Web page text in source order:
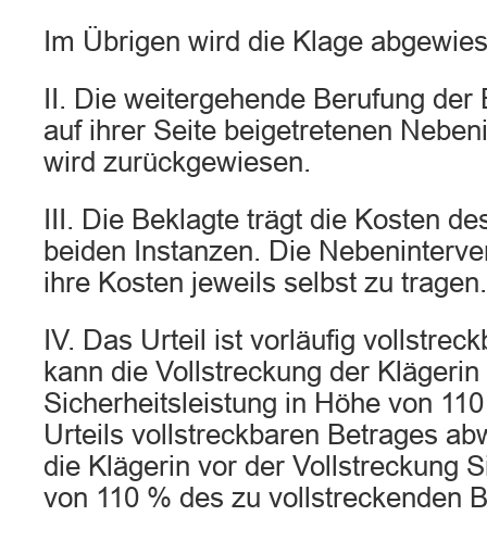
Im Übrigen wird die Klage
II. Die weitergehende Berufung
auf ihrer Seite beigetretenen
wird zurückgewiesen.
III. Die Beklagte trägt die Kosten
beiden Instanzen. Die
ihre Kosten jeweils selbst zu tragen.
IV. Das Urteil ist vorläufig
kann die Vollstreckung der
Sicherheitsleistung in Höhe von
Urteils vollstreckbaren Betrages
die Klägerin vor der Vollstreckung
von 110 % des zu vollstreckenden